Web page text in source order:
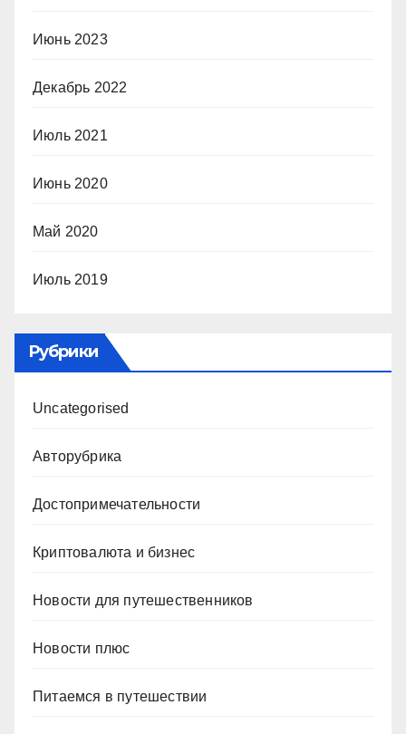
Июнь 2023
Декабрь 2022
Июль 2021
Июнь 2020
Май 2020
Июль 2019
Рубрики
Uncategorised
Авторубрика
Достопримечательности
Криптовалюта и бизнес
Новости для путешественников
Новости плюс
Питаемся в путешествии